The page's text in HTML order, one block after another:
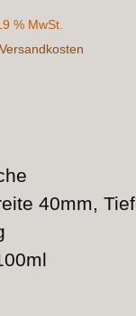
% MwSt.
Versandkosten
40mm,